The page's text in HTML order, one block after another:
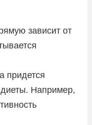
зависит от
придется
Например,